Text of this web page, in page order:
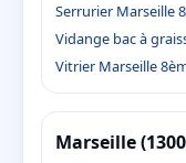
Serrurier Marseille
Vidange bac à
Vitrier Marseille
Marseille